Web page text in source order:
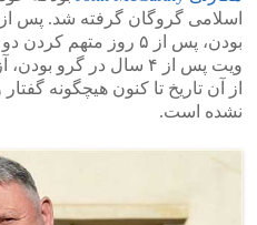
اسلامی گروگان گرفته شد. پس
بودن، پس از ۵ روز متهم
ویت پس از ۴ سال در گرو
از آن تاریخ تا کنون هیچگونه
نشده است.